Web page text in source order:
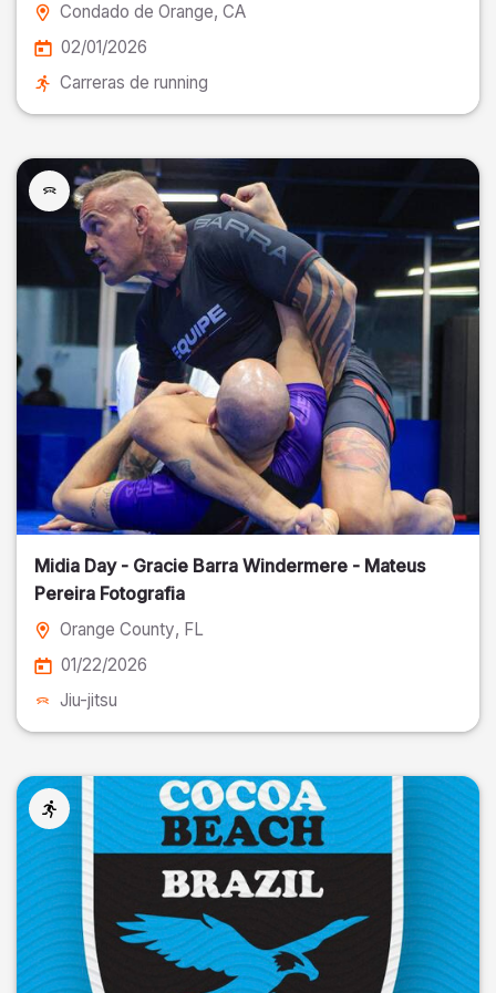
Condado de Orange, CA
02/01/2026
Carreras de running
Midia Day - Gracie Barra Windermere - Mateus
Pereira Fotografia
Orange County, FL
01/22/2026
Jiu-jitsu